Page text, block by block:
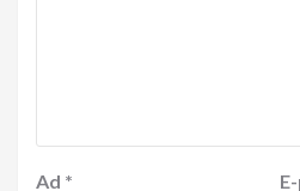
Ad *